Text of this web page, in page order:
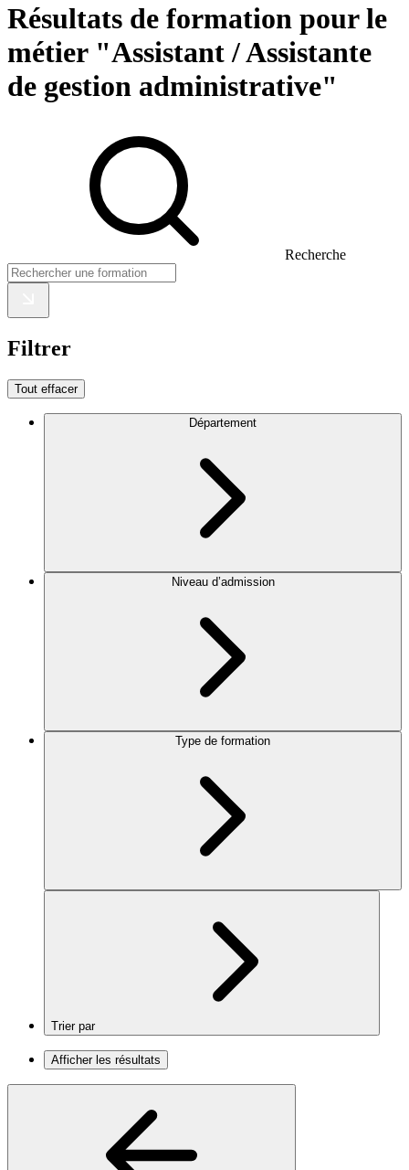
Résultats de formation pour le
métier "Assistant / Assistante
de gestion administrative"
Recherche
Filtrer
Tout effacer
Département
Niveau d’admission
Type de formation
Trier par
Afficher les résultats